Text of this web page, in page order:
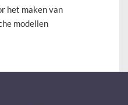
het maken van
modellen